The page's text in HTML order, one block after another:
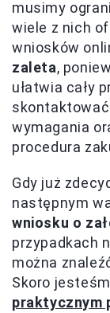
musimy
wiele z nich
wniosków
zaleta,
ułatwia cały
wymagania
procedura
Gdy już
następnym
wniosku o
przypadkach
można
Skoro
praktycznym